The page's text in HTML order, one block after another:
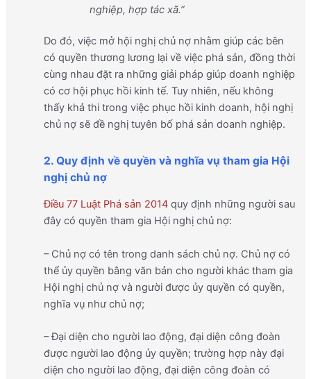
nghiệp, hợp tác xã.”
Do đó, việc mở hội nghị chủ nợ nhằm giúp các bên
có quyền thương lương lại về việc phá sản, đồng thời
cùng nhau đặt ra những giải pháp giúp doanh nghiệp
có cơ hội phục hồi kinh tế. Tuy nhiên, nếu không
thấy khả thi trong việc phục hồi kinh doanh, hội nghị
chủ nợ sẽ đề nghị tuyên bố phá sản doanh nghiệp.
2. Quy định về quyền và nghĩa vụ tham gia Hội
nghị chủ nợ
Điều 77 Luật Phá sản 2014quy định những người sau
đây có quyền tham gia Hội nghị chủ nợ:
– Chủ nợ có tên trong danh sách chủ nợ. Chủ nợ có
thể ủy quyền bằng văn bản cho người khác tham gia
Hội nghị chủ nợ và người được ủy quyền có quyền,
nghĩa vụ như chủ nợ;
– Đại diện cho người lao động, đại diện công đoàn
được người lao động ủy quyền; trường hợp này đại
diện cho người lao động, đại diện công đoàn có